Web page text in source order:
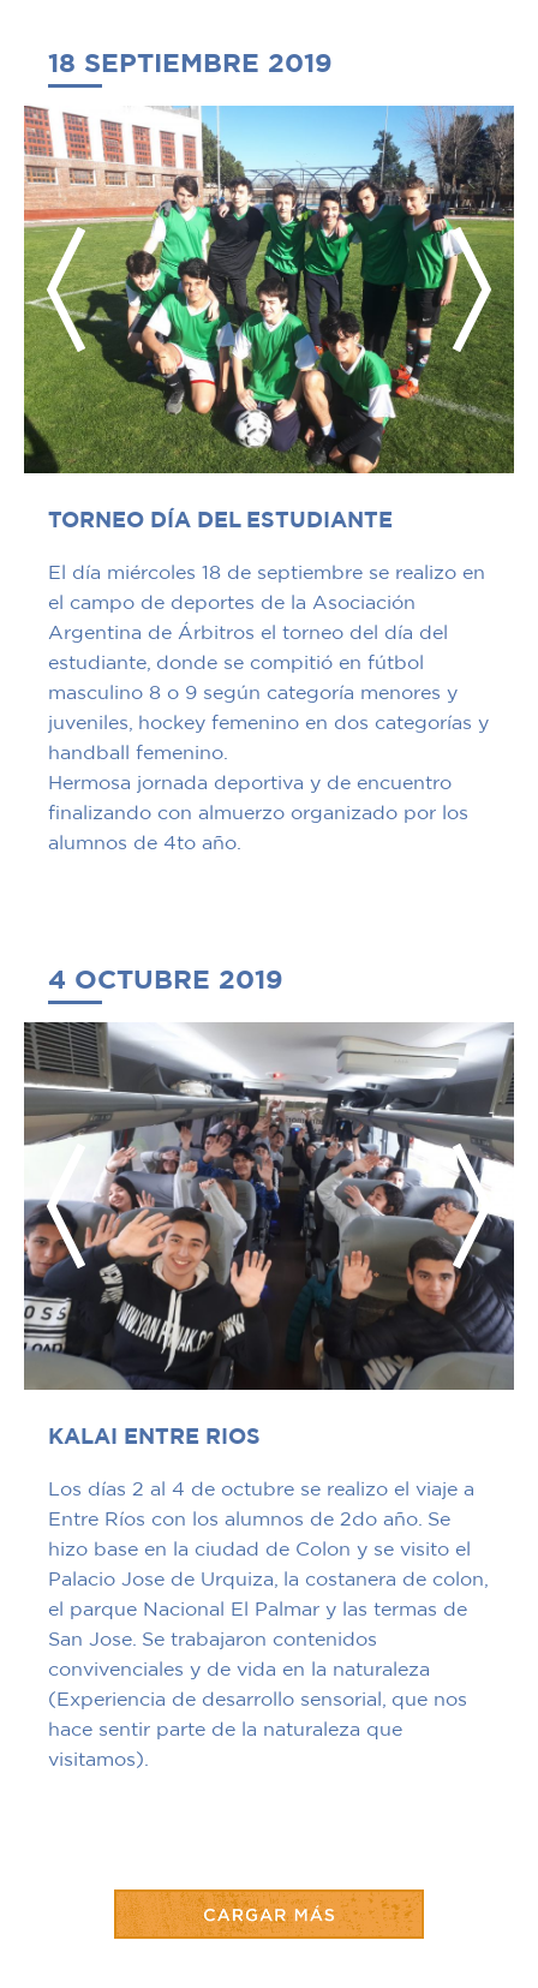
18 SEPTIEMBRE 2019
TORNEO DÍA DEL ESTUDIANTE
El día miércoles 18 de septiembre se realizo en
el campo de deportes de la Asociación
Argentina de Árbitros el torneo del día del
estudiante, donde se compitió en fútbol
masculino 8 o 9 según categoría menores y
juveniles, hockey femenino en dos categorías y
handball femenino.
Hermosa jornada deportiva y de encuentro
finalizando con almuerzo organizado por los
alumnos de 4to año.
4 OCTUBRE 2019
KALAI ENTRE RIOS
Los días 2 al 4 de octubre se realizo el viaje a
Entre Ríos con los alumnos de 2do año. Se
hizo base en la ciudad de Colon y se visito el
Palacio Jose de Urquiza, la costanera de colon,
el parque Nacional El Palmar y las termas de
San Jose. Se trabajaron contenidos
convivenciales y de vida en la naturaleza
(Experiencia de desarrollo sensorial, que nos
hace sentir parte de la naturaleza que
visitamos).